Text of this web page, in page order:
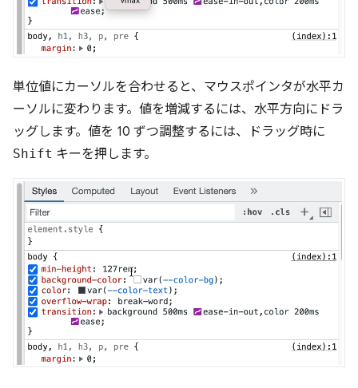
単位値にカーソルを合わせると、マウスポインタが水平カ
ーソルに変わります。値を増減するには、水平方向にドラ
ッグします。値を 10 ずつ調整するには、ドラッグ時に
Shift キーを押します。